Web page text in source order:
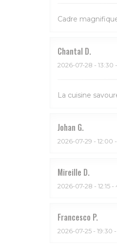
Cadre
Chantal D
2026-07-28 - 13:30
La cuisine
Johan G
2026-07-29 - 12:00
Mireille D
2026-07-28 - 12:15
Francesco P
2026-07-25 - 19:30